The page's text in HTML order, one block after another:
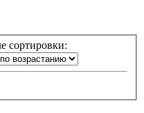
сортировки: